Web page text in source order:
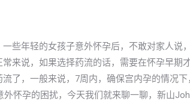
些年轻的女孩子意外怀孕后，不敢对家人说
来说，如果选择药流的话，需要在怀孕早期
了，一般来说，7周内，确保宫内孕的情况
怀孕的困扰，今天我们就来聊一聊，新山